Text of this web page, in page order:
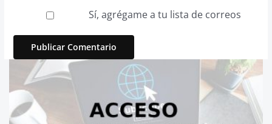
Sí, agrégame a tu lista de correos